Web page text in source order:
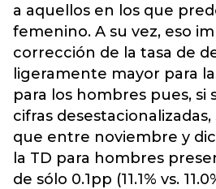
a aquellos en los que
femenino. A su vez, eso
corrección de la tasa de
ligeramente mayor para
para los hombres pues, si
cifras
que entre noviembre y
la TD para hombres
de sólo 0.1pp (11.1% vs.